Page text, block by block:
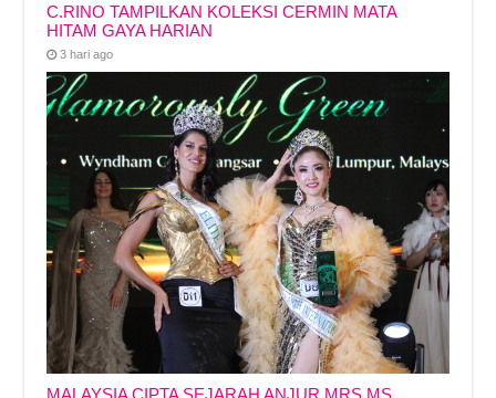
C.RINO TAMPILKAN KOLEKSI CERMIN MATA
HITAM GAYA HARIAN
3 hari ago
MALAYSIA CIPTA SEJARAH ANJUR MRS MS